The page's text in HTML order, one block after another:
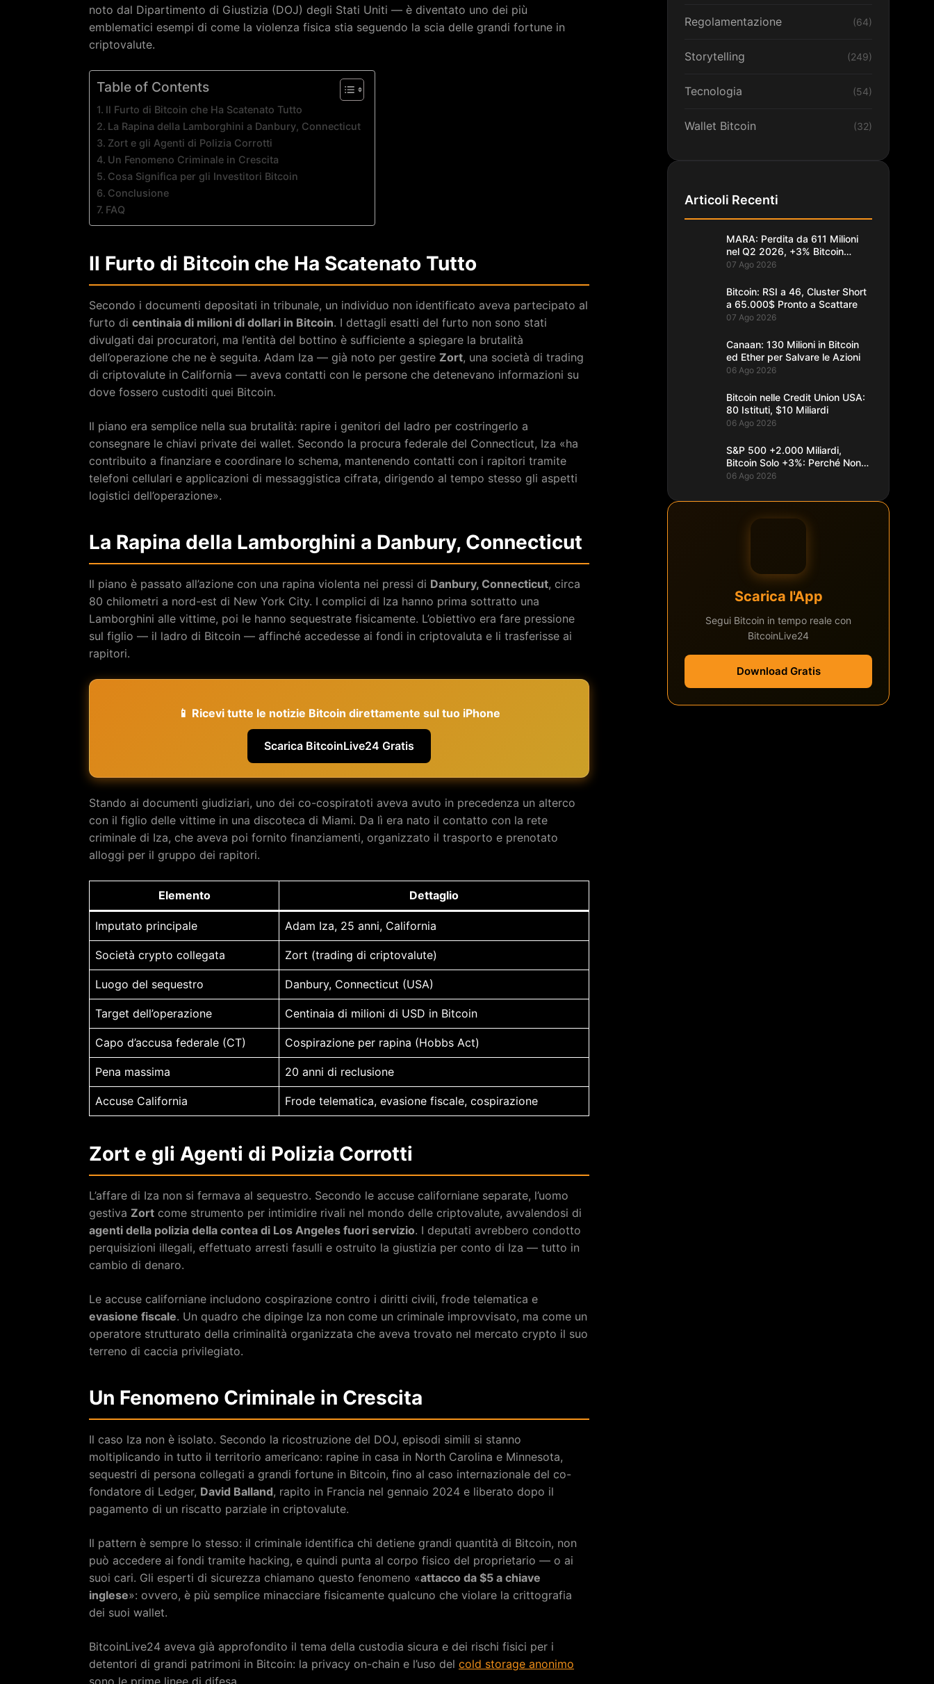
noto dal Dipartimento di Giustizia (DOJ) degli Stati Uniti — è diventato uno dei più
emblematici esempi di come la violenza fisica stia seguendo la scia delle grandi fortune in
criptovalute.
Table of Contents
Il Furto di Bitcoin che Ha Scatenato Tutto
La Rapina della Lamborghini a Danbury, Connecticut
Zort e gli Agenti di Polizia Corrotti
Un Fenomeno Criminale in Crescita
Cosa Significa per gli Investitori Bitcoin
Conclusione
FAQ
Il Furto di Bitcoin che Ha Scatenato Tutto
Secondo i documenti depositati in tribunale, un individuo non identificato aveva partecipato al
furto di centinaia di milioni di dollari in Bitcoin. I dettagli esatti del furto non sono stati
divulgati dai procuratori, ma l’entità del bottino è sufficiente a spiegare la brutalità
dell’operazione che ne è seguita. Adam Iza — già noto per gestire Zort, una società di trading
di criptovalute in California — aveva contatti con le persone che detenevano informazioni su
dove fossero custoditi quei Bitcoin.
Il piano era semplice nella sua brutalità: rapire i genitori del ladro per costringerlo a
consegnare le chiavi private dei wallet. Secondo la procura federale del Connecticut, Iza «ha
contribuito a finanziare e coordinare lo schema, mantenendo contatti con i rapitori tramite
telefoni cellulari e applicazioni di messaggistica cifrata, dirigendo al tempo stesso gli aspetti
logistici dell’operazione».
La Rapina della Lamborghini a Danbury, Connecticut
Il piano è passato all’azione con una rapina violenta nei pressi di Danbury, Connecticut, circa
80 chilometri a nord-est di New York City. I complici di Iza hanno prima sottratto una
Lamborghini alle vittime, poi le hanno sequestrate fisicamente. L’obiettivo era fare pressione
sul figlio — il ladro di Bitcoin — affinché accedesse ai fondi in criptovaluta e li trasferisse ai
rapitori.
📱 Ricevi tutte le notizie Bitcoin direttamente sul tuo iPhone
Scarica BitcoinLive24 Gratis
Stando ai documenti giudiziari, uno dei co-cospiratoti aveva avuto in precedenza un alterco
con il figlio delle vittime in una discoteca di Miami. Da lì era nato il contatto con la rete
criminale di Iza, che aveva poi fornito finanziamenti, organizzato il trasporto e prenotato
alloggi per il gruppo dei rapitori.
Elemento Dettaglio
Imputato principale Adam Iza, 25 anni, California
Società crypto collegata Zort (trading di criptovalute)
Luogo del sequestro Danbury, Connecticut (USA)
Target dell’operazione Centinaia di milioni di USD in Bitcoin
Capo d’accusa federale (CT) Cospirazione per rapina (Hobbs Act)
Pena massima 20 anni di reclusione
Accuse California Frode telematica, evasione fiscale, cospirazione
Zort e gli Agenti di Polizia Corrotti
L’affare di Iza non si fermava al sequestro. Secondo le accuse californiane separate, l’uomo
gestiva Zort come strumento per intimidire rivali nel mondo delle criptovalute, avvalendosi di
agenti della polizia della contea di Los Angeles fuori servizio. I deputati avrebbero condotto
perquisizioni illegali, effettuato arresti fasulli e ostruito la giustizia per conto di Iza — tutto in
cambio di denaro.
Le accuse californiane includono cospirazione contro i diritti civili, frode telematica e
evasione fiscale. Un quadro che dipinge Iza non come un criminale improvvisato, ma come un
operatore strutturato della criminalità organizzata che aveva trovato nel mercato crypto il suo
terreno di caccia privilegiato.
Un Fenomeno Criminale in Crescita
Il caso Iza non è isolato. Secondo la ricostruzione del DOJ, episodi simili si stanno
moltiplicando in tutto il territorio americano: rapine in casa in North Carolina e Minnesota,
sequestri di persona collegati a grandi fortune in Bitcoin, fino al caso internazionale del co-
fondatore di Ledger, David Balland, rapito in Francia nel gennaio 2024 e liberato dopo il
pagamento di un riscatto parziale in criptovalute.
Il pattern è sempre lo stesso: il criminale identifica chi detiene grandi quantità di Bitcoin, non
può accedere ai fondi tramite hacking, e quindi punta al corpo fisico del proprietario — o ai
suoi cari. Gli esperti di sicurezza chiamano questo fenomeno «attacco da $5 a chiave
inglese»: ovvero, è più semplice minacciare fisicamente qualcuno che violare la crittografia
dei suoi wallet.
BitcoinLive24 aveva già approfondito il tema della custodia sicura e dei rischi fisici per i
detentori di grandi patrimoni in Bitcoin: la privacy on-chain e l’uso del cold storage anonimo
sono le prime linee di difesa.
Regolamentazione (64)
Storytelling (249)
Tecnologia (54)
Wallet Bitcoin (32)
Articoli Recenti
MARA: Perdita da 611 Milioni
nel Q2 2026, +3% Bitcoin
Minati
07 Ago 2026
Bitcoin: RSI a 46, Cluster Short
a 65.000$ Pronto a Scattare
07 Ago 2026
Canaan: 130 Milioni in Bitcoin
ed Ether per Salvare le Azioni
06 Ago 2026
Bitcoin nelle Credit Union USA:
80 Istituti, $10 Miliardi
06 Ago 2026
S&P 500 +2.000 Miliardi,
Bitcoin Solo +3%: Perché Non
Segue
06 Ago 2026
Scarica l'App
Segui Bitcoin in tempo reale con
BitcoinLive24
Download Gratis